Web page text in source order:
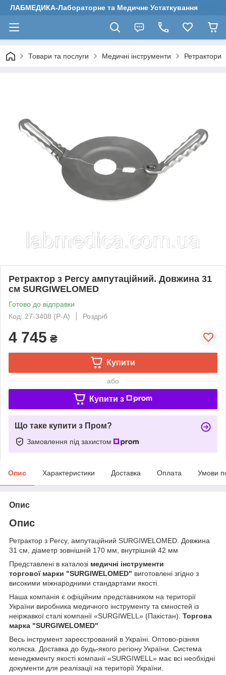
ЛАБМЕДИКА-Лабораторне та Медичне Устаткування
Товари та послуги Медичні інструменти Ретрактори
Ретрактор з Percy ампутаційний. Довжина 31
см SURGIWELOMED
Готово до відправки
Код: 27-3408 (Р-А)
Роздріб
4 745 ₴
Купити
або
Купити з
Що таке купити з Пром?
Замовлення під захистом
Опис Характеристики Доставка Оплата Умови
Опис
Опис
Ретрактор з Percy, ампутаційний SURGIWELOMED. Довжина
31 см, діаметр зовнішній 170 мм, внутрішній 42 мм
Представлені в каталозі медичні інструменти
торгової марки "SURGIWELOMED" виготовлені згідно з
високими міжнародними стандартами якості.
Наша компанія є офіційним представником на території
України виробника медичного інструменту та ємностей із
неіржавкої сталі компанії «SURGIWELL» (Пакістан). Торгова
марка "SURGIWELOMED"
Весь інструмент зареєстрований в Україні. Оптово-різняя
коляска. Доставка до будь-якого регіону України. Система
менеджменту якості компанії «SURGIWELL» має всі необхідні
документи для реалізації на території України.